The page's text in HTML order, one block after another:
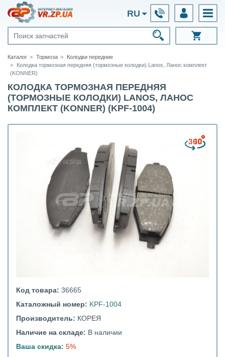
RU
Каталог Тормоза
Колодки передние
Колодка тормозная передняя (тормозные колодки) Lanos, Ланос комплект
(KONNER)
КОЛОДКА ТОРМОЗНАЯ ПЕРЕДНЯЯ
(ТОРМОЗНЫЕ КОЛОДКИ) LANOS, ЛАНОС
КОМПЛЕКТ (KONNER) (KPF-1004)
Код товара: 36665
Каталожный номер: KPF-1004
Производитель: КОРЕЯ
Наличие на складе: В наличии
Ваша скидка: 5%